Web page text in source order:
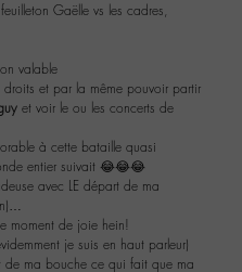
Gaëlle vs les cadres,
valable
et par la même pouvoir partir
et voir le ou les concerts de
à cette bataille quasi
entier suivait 😂😂😂
avec LE départ de ma
moment de joie hein!
je suis en haut parleur)
de ma bouche ce qui fait que ma